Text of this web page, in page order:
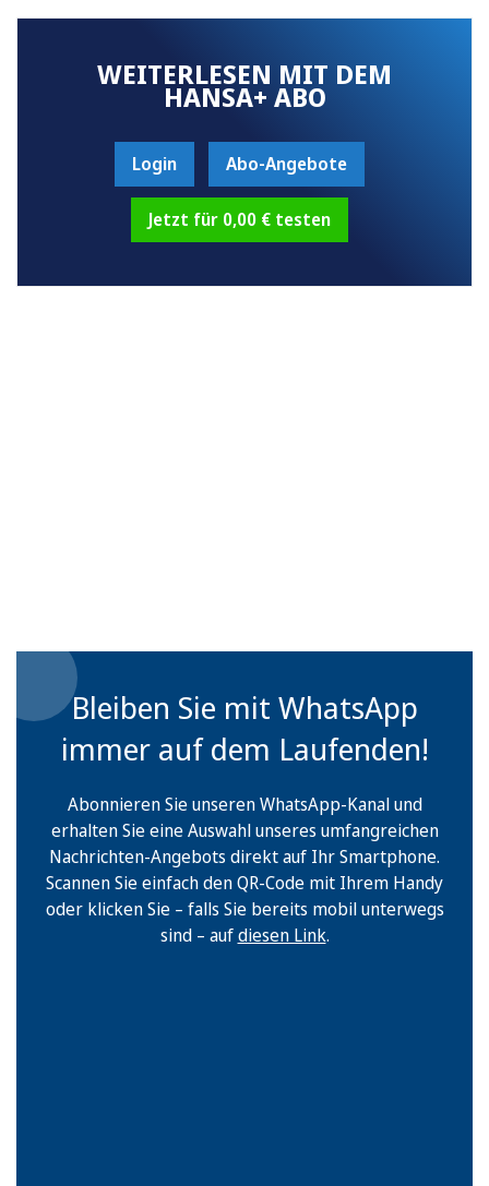
WEITERLESEN MIT DEM
HANSA+ ABO
Login Abo-Angebote
Jetzt für 0,00 € testen
Bleiben Sie mit WhatsApp
immer auf dem Laufenden!
Abonnieren Sie unseren WhatsApp-Kanal und
erhalten Sie eine Auswahl unseres umfangreichen
Nachrichten-Angebots direkt auf Ihr Smartphone.
Scannen Sie einfach den QR-Code mit Ihrem Handy
oder klicken Sie – falls Sie bereits mobil unterwegs
sind – aufdiesen Link.